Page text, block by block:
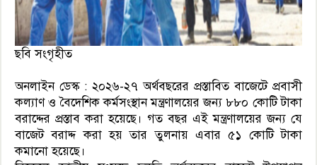
ছবি সংগৃহীত
অনলাইন ডেস্ক : ২০২৬-২৭ অর্থবছরের প্রস্তাবিত বাজেটে প্রবাসী
কল্যাণ ও বৈদেশিক কর্মসংস্থান মন্ত্রণালয়ের জন্য ৮৮০ কোটি টাকা
বরাদ্দের প্রস্তাব করা হয়েছে। গত বছর এই মন্ত্রণালয়ের জন্য যে
বাজেট বরাদ্দ করা হয় তার তুলনায় এবার ৫১ কোটি টাকা
কমানো হয়েছে।